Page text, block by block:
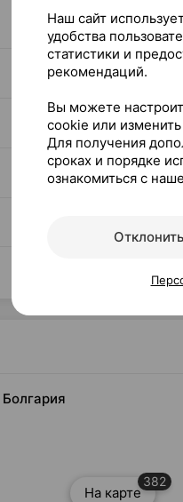
Читать полностью
На карте
382
Наш сайт
удобства
статистики и
рекомендаций.
Вы можете
cookie или
Для получения
сроках и порядке
ознакомиться с
Отклонить